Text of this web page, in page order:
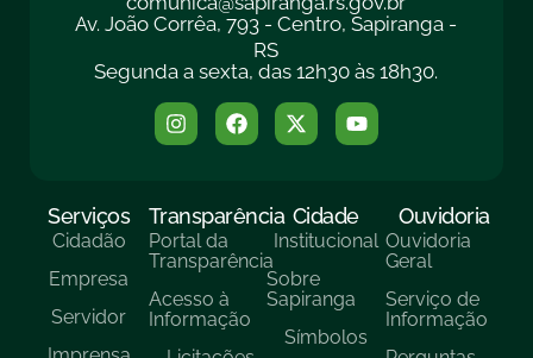
Av. João Corrêa, 793 - Centro, Sapiranga -
RS
Segunda a sexta, das 12h30 às 18h30.
Serviços
Cidadão
Empresa
Servidor
Transparência
Portal da
Transparência
Acesso à
Informação
Cidade
Institucional
Sobre
Sapiranga
Símbolos
Ouvidoria
Ouvidoria
Geral
Serviço de
Informação